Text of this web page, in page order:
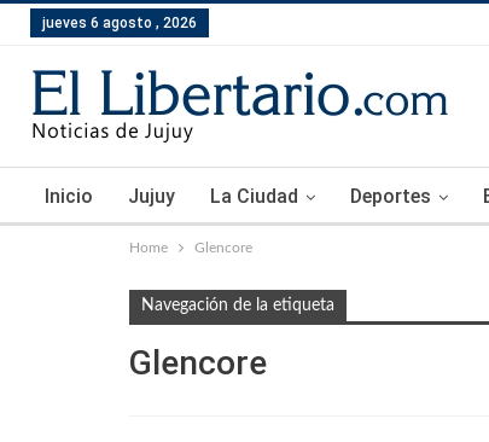
jueves 6 agosto , 2026
Inicio Jujuy La Ciudad Deportes
Home Glencore
Navegación de la etiqueta
Glencore